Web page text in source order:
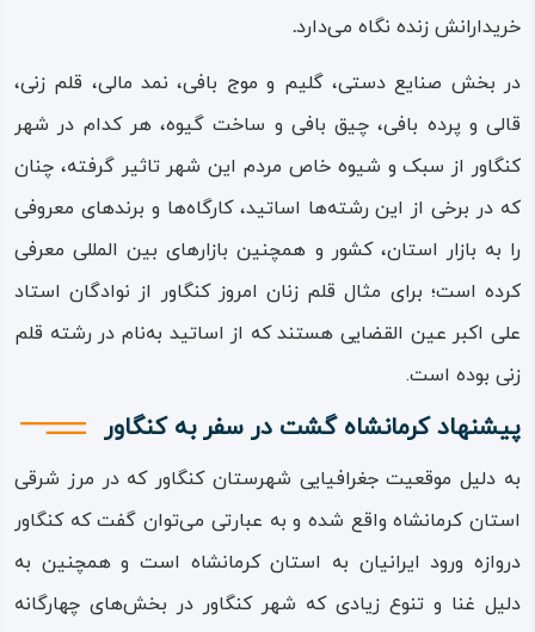
علاوه بر زیبایی و خاص بودن سبک آن‌ها، از ویژگی ارگانیک بودن
خریدارانش زنده نگاه می‌دارد.
در بخش صنایع دستی، گلیم و موج‌ بافی، نمد مالی، قلم‌ زنی،
قالی و پرده‌ بافی، چیق‌ بافی و ساخت گیوه، هر کدام در شهر
کنگاور از سبک و شیوه خاص مردم این شهر تاثیر گرفته، چنان
که در برخی از این رشته‌ها اساتید، کارگاه‌ها و برندهای معروفی
را به بازار استان، کشور و همچنین بازارهای بین‌ المللی معرفی
کرده است؛ برای مثال قلم‌ زنان امروز کنگاور از نوادگان استاد
علی‌ اکبر عین‌ القضایی هستند که از اساتید به‌نام در رشته قلم‌
زنی بوده‌ است.
پیشنهاد کرمانشاه گشت در سفر به کنگاور
به دلیل موقعیت جغرافیایی شهرستان کنگاور که در مرز شرقی
استان کرمانشاه واقع شده و به عبارتی می‌توان گفت که کنگاور
دروازه ورود ایرانیان به استان کرمانشاه است و همچنین به
دلیل غنا و تنوع زیادی که شهر کنگاور در بخش‌های چهارگانه